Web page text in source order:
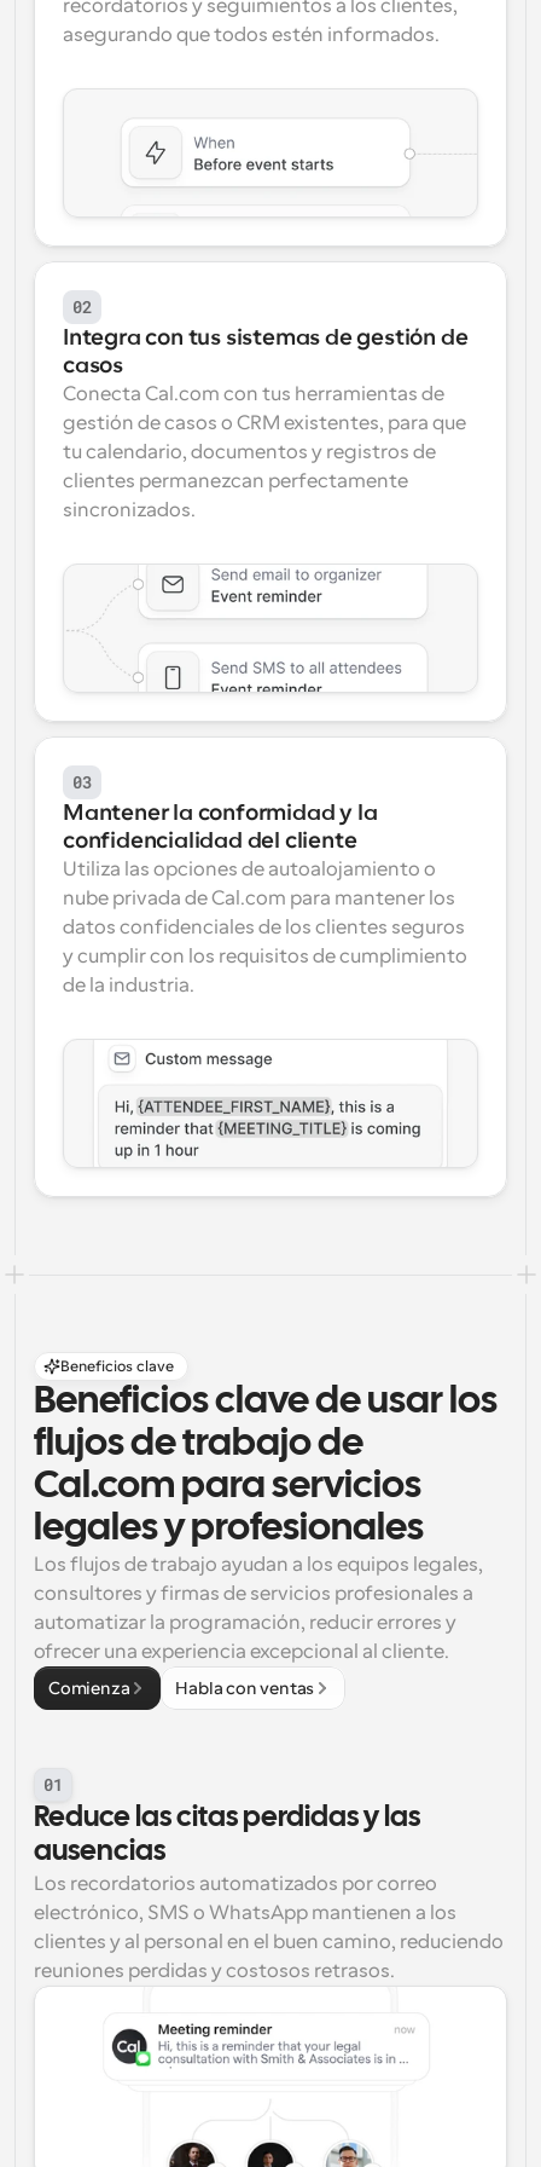
recordatorios y seguimientos a los clientes,
asegurando que todos estén informados.
02
Integra con tus sistemas de gestión de
casos
Conecta Cal.com con tus herramientas de
gestión de casos o CRM existentes, para que
tu calendario, documentos y registros de
clientes permanezcan perfectamente
sincronizados.
03
Mantener la conformidad y la
confidencialidad del cliente
Utiliza las opciones de autoalojamiento o
nube privada de Cal.com para mantener los
datos confidenciales de los clientes seguros
y cumplir con los requisitos de cumplimiento
de la industria.
Beneficios clave
Beneficios clave de usar los
flujos de trabajo de
Cal.com para servicios
legales y profesionales
Los flujos de trabajo ayudan a los equipos legales,
consultores y firmas de servicios profesionales a
automatizar la programación, reducir errores y
ofrecer una experiencia excepcional al cliente.
Comienza Habla con ventas
01
Reduce las citas perdidas y las
ausencias
Los recordatorios automatizados por correo
electrónico, SMS o WhatsApp mantienen a los
clientes y al personal en el buen camino, reduciendo
reuniones perdidas y costosos retrasos.